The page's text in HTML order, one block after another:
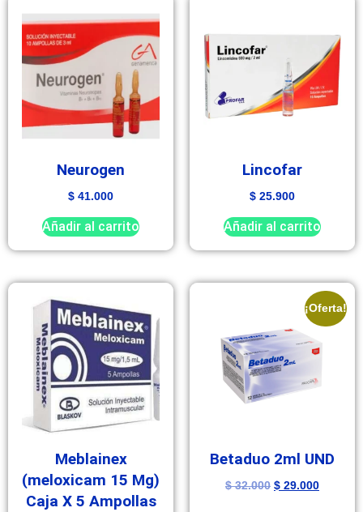
Neurogen
$ 41.000
Añadir al carrito
Lincofar
$ 25.900
Añadir al carrito
Meblainex
(meloxicam 15 Mg)
Caja X 5 Ampollas
¡Oferta!
Betaduo 2ml UND
$32.000 $ 29.000